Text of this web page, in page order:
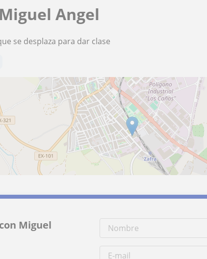
Angel
se desplaza para dar clase
Miguel